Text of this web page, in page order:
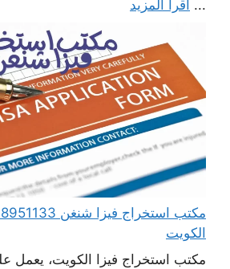
... اقرأ المزيد
الكويت
مكتب استخراج فيزا الكويت، يعمل